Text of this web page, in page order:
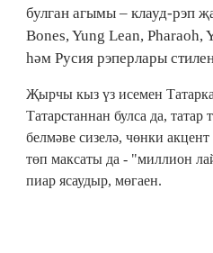
булган агымы – клауд-рэп
Bones, Yung Lean,
һәм Русия рэперлары
Җырчы кыз үз исемен
Татарстаннан булса да,
белмәве сизелә, чөнки
төп максаты да - "миллион
пиар ясаудыр, мөгаен.